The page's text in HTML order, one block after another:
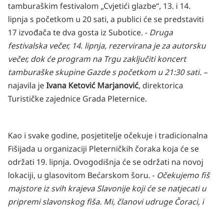
tamburaškim festivalom „Cvjetići glazbe“, 13. i 14.
lipnja s početkom u 20 sati, a publici će se predstaviti
17 izvođača te dva gosta iz Subotice. - Druga
festivalska večer, 14. lipnja, rezervirana je za autorsku
večer, dok će program na Trgu zaključiti koncert
tamburaške skupine Gazde s početkom u 21:30 sati. –
najavila jeIvana Ketović Marjanović, direktorica
Turističke zajednice Grada Pleternice.
Kao i svake godine, posjetitelje očekuje i tradicionalna
Fišijada u organizaciji Pleterničkih čoraka koja će se
održati 19. lipnja. Ovogodišnja će se održati na novoj
lokaciji, u glasovitom Bećarskom šoru. - Očekujemo fiš
majstore iz svih krajeva Slavonije koji će se natjecati u
pripremi slavonskog fiša. Mi, članovi udruge Čoraci, i